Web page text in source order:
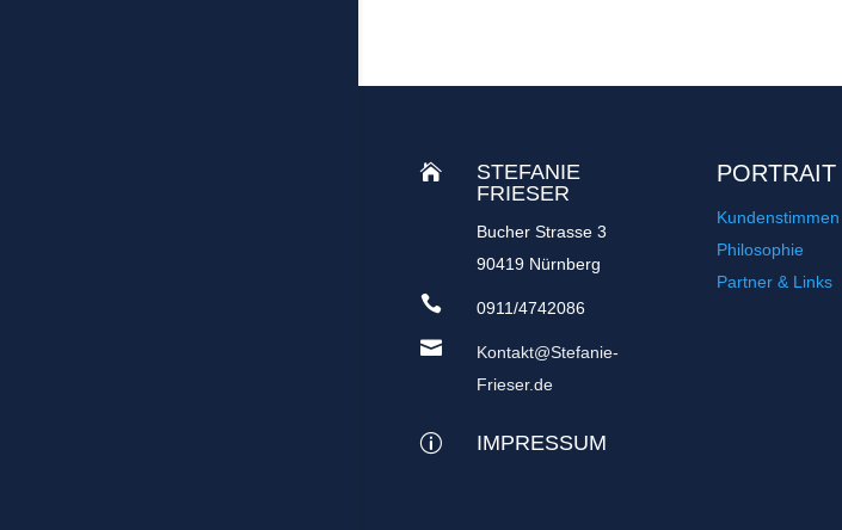

STEFANIE
FRIESER
Bucher Strasse 3
90419 Nürnberg
 0911/4742086

Kontakt@Stefanie-
Frieser.de
p IMPRESSUM
PORTRAIT
Kundenstimmen
Philosophie
Partner & Links